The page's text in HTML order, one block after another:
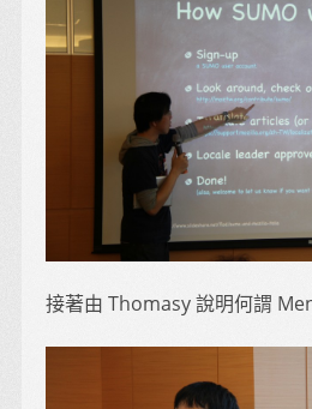
接著由 Thomasy 說明何謂